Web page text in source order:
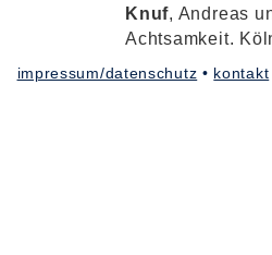
Knuf, Andreas
Achtsamkeit.
impressum/datenschutz • kontakt